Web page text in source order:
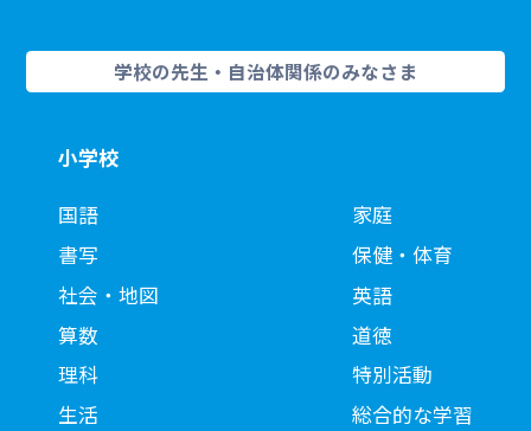
学校の先生・自治体関係のみなさま
小学校
国語
書写
社会・地図
算数
理科
生活
家庭
保健・体育
英語
道徳
特別活動
総合的な学習